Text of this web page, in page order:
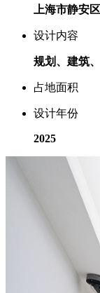
上海市静安区
设计内容
规划、建筑
占地面积
设计年份
2025